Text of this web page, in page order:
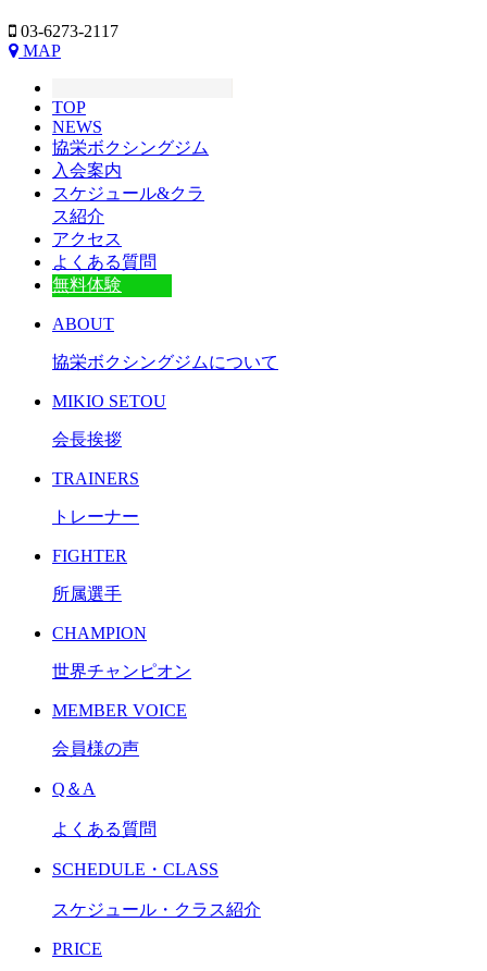
03-6273-2117
MAP
TOP
NEWS
協栄ボクシングジム
入会案内
スケジュール&クラ
ス紹介
アクセス
よくある質問
無料体験
ABOUT
協栄ボクシングジムについて
MIKIO SETOU
会長挨拶
TRAINERS
トレーナー
FIGHTER
所属選手
CHAMPION
世界チャンピオン
MEMBER VOICE
会員様の声
Q＆A
よくある質問
SCHEDULE・CLASS
スケジュール・クラス紹介
PRICE